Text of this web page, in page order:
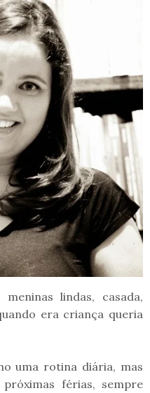
lindas, casada,
era criança queria
uma rotina diária, mas
férias, sempre